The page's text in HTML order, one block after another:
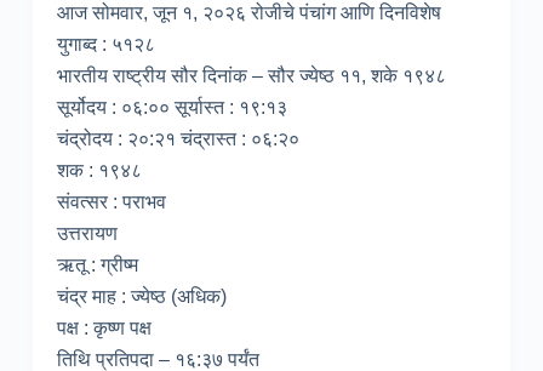
आज सोमवार, जून १, २०२६ रोजीचे पंचांग आणि दिनविशेष
युगाब्द : ५१२८
भारतीय राष्ट्रीय सौर दिनांक – सौर ज्येष्ठ ११, शके १९४८
सूर्योदय : ०६:०० सूर्यास्त : १९:१३
चंद्रोदय : २०:२१ चंद्रास्त : ०६:२०
शक : १९४८
संवत्सर : पराभव
उत्तरायण
ऋतू : ग्रीष्म
चंद्र माह : ज्येष्ठ (अधिक)
पक्ष : कृष्ण पक्ष
तिथि प्रतिपदा – १६:३७ पर्यंत